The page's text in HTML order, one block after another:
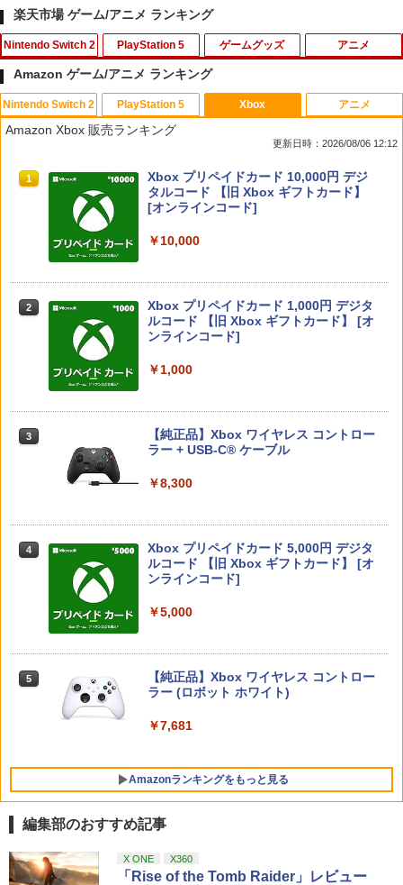
楽天市場 ゲーム/アニメ ランキング
Nintendo Switch 2
1
【レビュー特典あり】Switch2保護ケー
ス ドックケース クリアケース ドック対
応 分体式設計 保護ケース PC材質 Joy-C
面保護 耐衝撃 傷防止 スイッチ2モデル用
保護カバー
￥5,327
ターフォックス)(アクリルジオラマ)
レイダース 【CERO A(全年齢対象)】
￥6,500
あ ポケモン【鹿屋店】
PlayStation 5
1
送料無料 アナログスティックカバー 2個
セット ゲームアクセサリー コントロー
ラーアクセサリー 滑り止め シリコン PS
タンカバー スティックヘッドカバー 汚
れ防止 摩擦防止 擦れ防止 やわらかい ソ
フト カラバリ豊富 プレステ プレーステ
￥480
2
中古 SONY PlayStation5 付属 純正 HD
MIケーブル PS5
3
PS5用 冷却ファン クーリングファン LE
Dライト付き 静音 装着簡単 排熱 熱対策
ジタルエディション 両対応 ◇TP5-1523
￥1,580
プレステ5 プレステ5プロ プレステ5スリ
ayStation5 全機種対応 ディスク版 デジ
タル版 対応 日本語取扱説明書付き
￥1,680
5
【大容量】SILENT HILL f PS5対応 LIP1
708 互換 バッテリー【PSE基準検品】ワ
イヤレスコントローラー SONY対応 ロワ
ジャパン アストロボット Destiny 2
ゲームグッズ
1 【中古】真・三國無双6 猛将伝(通常版)
NewスーパーマリオブラザーズWii ノコ
ト -Switch
￥2,950
脳を鍛える大人の娯楽ゲーム 4in1 KTFC
用 USB電源 プレゼント
￥4,980
ヤレスコントローラー 付き 麻雀 将棋 脳
トレ ゲーム イーハトーヴォ物語 サラブ
便送料無料】
アニメ
1
Milf Mansion DVD 即納 dvd complete
BOX 北米版OVA OAV Yakata USA正規
品 アニメ 美少女アニメ 館 日本語 英語
￥6,270
女アニメ アニメ 日本語 英語 Legend of
the Wolf Woman Complete OVA DVD
コンプリート
￥6,270
3
Horny Ladies and The News DVD 即納
dvd complete BOX 北米版 USA正規品
ニメ Horny Ladies And The News dvd
北米版 SPY of DARKNESS :vs女スパイ
￥6,270
品 美少女アニメ アニメ 日本語 英語 GO
LD THROBBER DVD コンプリート
￥6,600
Amazon ゲーム/アニメ ランキング
Nintendo Switch 2
1
スプラトゥーン レイダース|オンライン
コード版
2 スプラトゥーン レイダース -Switch2
￥6,455
3 Nintendo Switch 2(日本語・国内専用)
4
ニンテンドープリペイド番号 9000円|オ
ンラインコード版
ンラインコード版
PlayStation 5
1
PlayStation 5 デジタル・エディション
日本語専用 Console Language: Japan
ese only (CFI-2200B01)
￥55,000
2
Beast of Reincarnation -PS5 【特典】
プロダクトコード 封入
3
【純正品】ディスクドライブ(CFI-ZDD1
J) PlayStation 5
￥11,849
4
【純正品】DualSense ワイヤレスコン
トローラー ミッドナイト ブラック(CFI-
ZCT2J01)
￥10,737
5
【純正品】DualSense ワイヤレスコン
トローラー(CFI-ZCT2J)
￥10,737
Xbox
Amazon Xbox 販売ランキング
更新日時：2026/08/06 12:12
1
Xbox プリペイドカード 10,000円 デジ
タルコード 【旧 Xbox ギフトカード】
[オンラインコード]
￥10,000
2
Xbox プリペイドカード 1,000円 デジタ
ルコード 【旧 Xbox ギフトカード】 [オ
ンラインコード]
￥1,000
3
【純正品】Xbox ワイヤレス コントロー
ラー + USB-C® ケーブル
￥8,300
4
Xbox プリペイドカード 5,000円 デジタ
ルコード 【旧 Xbox ギフトカード】 [オ
ンラインコード]
￥5,000
5
【純正品】Xbox ワイヤレス コントロー
ラー (ロボット ホワイト)
￥7,681
Amazonランキングをもっと見る
アニメ
1
劇場版「鬼滅の刃」無限城編 第一章 猗
窩座再来 通常版 [Blu-ray]
編集部のおすすめ記事
X ONE X360
「Rise of the Tomb Raider」レビュー